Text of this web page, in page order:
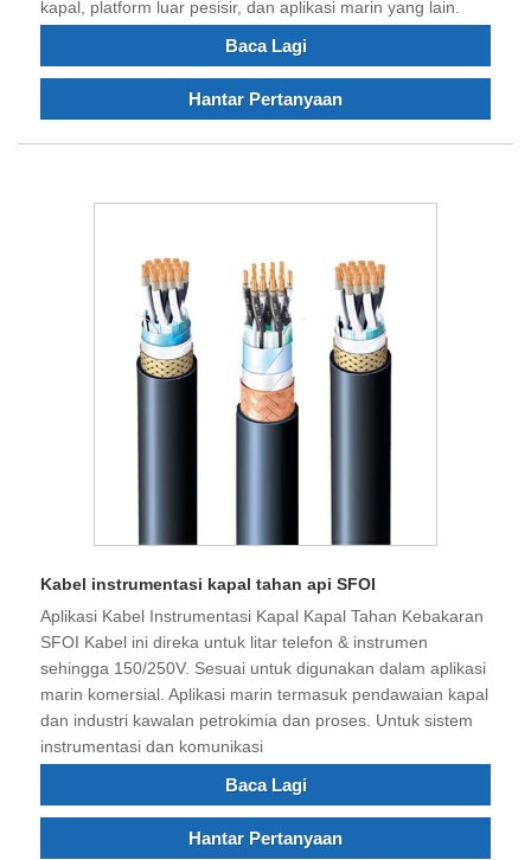
kapal, platform luar pesisir, dan aplikasi marin yang lain.
Baca Lagi
Hantar Pertanyaan
Kabel instrumentasi kapal tahan api SFOI
Aplikasi Kabel Instrumentasi Kapal Kapal Tahan Kebakaran
SFOI Kabel ini direka untuk litar telefon & instrumen
sehingga 150/250V. Sesuai untuk digunakan dalam aplikasi
marin komersial. Aplikasi marin termasuk pendawaian kapal
dan industri kawalan petrokimia dan proses. Untuk sistem
instrumentasi dan komunikasi
Baca Lagi
Hantar Pertanyaan